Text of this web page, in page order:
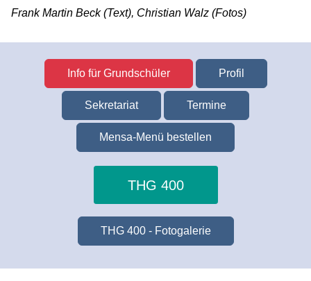
Frank Martin Beck (Text), Christian Walz (Fotos)
Info für Grundschüler Profil
Sekretariat Termine
Mensa-Menü bestellen
THG 400
THG 400 - Fotogalerie